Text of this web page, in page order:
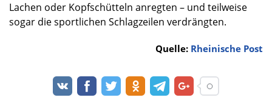
Lachen oder Kopfschütteln anregten – und teilweise
sogar die sportlichen Schlagzeilen verdrängten.
Quelle: Rheinische Post